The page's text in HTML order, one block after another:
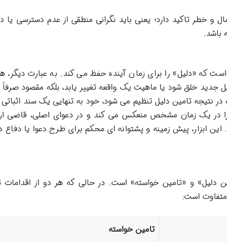
و خطر تاکید دارد؛ یعنی باید نگرانی منطقی از عدم دسترسی یا
باشد.
که «دلیل» را برای زمان آینده حفظ می کند. به عبارت دیگر،
جدید خلق شود یا ماهیت یک واقعه تغییر یابد، بلکه مقصود
تامین دلیل تنظیم می شود، خود به تنهایی یک سند
در یک زمان مشخص منعکس می کند و در دعوای اصلی، قاضی
این ابزار، پیش زمینه و پشتوانه ای محکم برای طرح دعوا یا دفاع
دلیل» و «تامین خواسته» است. در حالی که هر دو از اقدامات
است:
تامین خواسته